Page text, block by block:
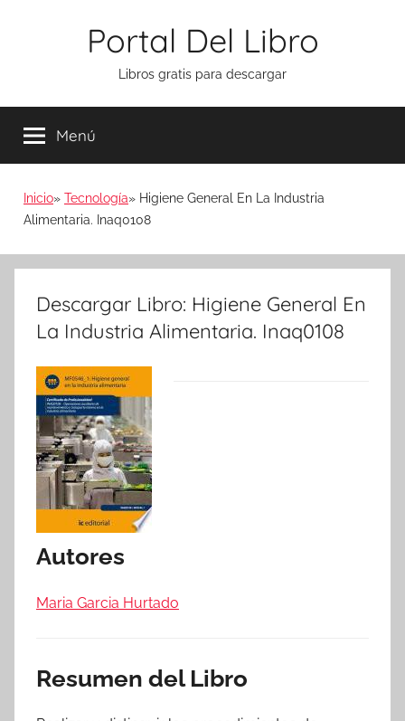
Portal Del Libro
Libros gratis para descargar
Menú
Inicio Tecnología
Higiene General En La Industria
Alimentaria. Inaq0108
Descargar Libro: Higiene General En
La Industria Alimentaria. Inaq0108
Autores
Maria Garcia Hurtado
Resumen del Libro